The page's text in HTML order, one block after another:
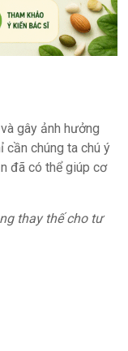
gây ảnh hưởng
cần chúng ta chú ý
đã có thể giúp cơ
thay thế cho tư